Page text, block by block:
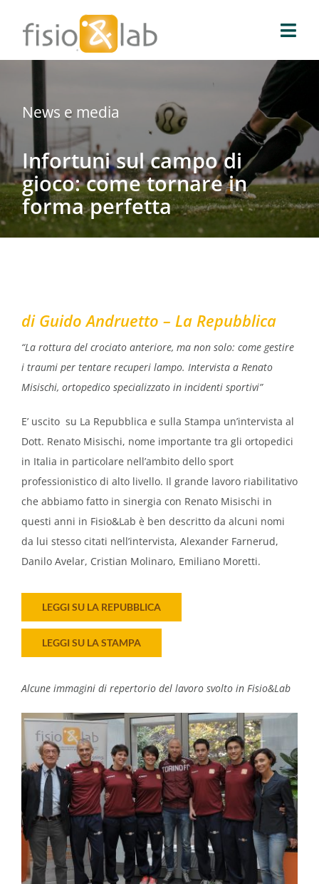
contenuto
Blog
News e media
Prenota prelievo
News e media
Infortuni sul campo di
gioco: come tornare in
forma perfetta
di Guido Andruetto – La Repubblica
“La rottura del crociato anteriore, ma non solo: come gestire
i traumi per tentare recuperi lampo. Intervista a Renato
Misischi, ortopedico specializzato in incidenti sportivi”
E’ uscito su La Repubblica e sulla Stampa un’intervista al
Dott. Renato Misischi, nome importante tra gli ortopedici
in Italia in particolare nell’ambito dello sport
professionistico di alto livello. Il grande lavoro riabilitativo
che abbiamo fatto in sinergia con Renato Misischi in
questi anni in Fisio&Lab è ben descritto da alcuni nomi
da lui stesso citati nell’intervista, Alexander Farnerud,
Danilo Avelar, Cristian Molinaro, Emiliano Moretti.
LEGGI SU LA REPUBBLICA
LEGGI SU LA STAMPA
Alcune immagini di repertorio del lavoro svolto in Fisio&Lab